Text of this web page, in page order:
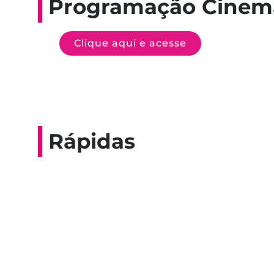
Programação
Clique aqui e acesse
Rápidas